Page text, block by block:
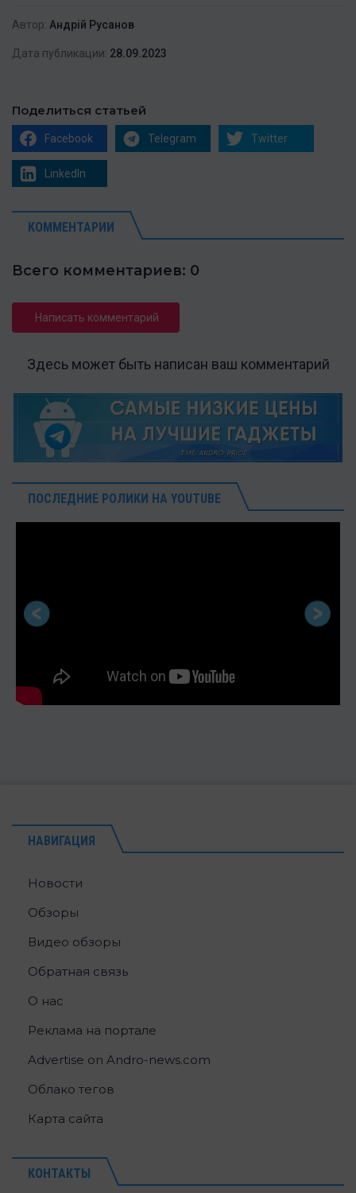
Автор: Андрій Русанов
Дата публикации: 28.09.2023
Поделиться статьей
Facebook Telegram Twitter
LinkedIn
КОММЕНТАРИИ
Всего комментариев: 0
Написать комментарий
Здесь может быть написан ваш комментарий
ПОСЛЕДНИЕ РОЛИКИ НА YOUTUBE
НАВИГАЦИЯ
Новости
Обзоры
Видео обзоры
Обратная связь
О нас
Реклама на портале
Advertise on Andro-news.com
Облако тегов
Карта сайта
КОНТАКТЫ